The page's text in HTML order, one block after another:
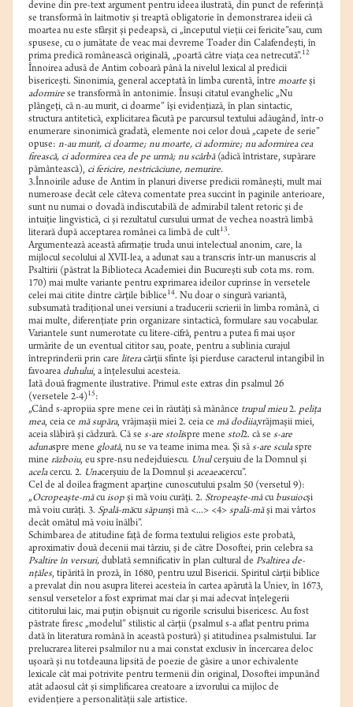
devine din pre-text argument pentru ideea ilustrată, din punct de referinţă
se transformă în laitmotiv şi treaptă obligatorie în demonstrarea ideii că
moartea nu este sfârşit şi pedeapsă, ci „începutul vieţii cei fericite”sau, cum
spusese, cu o jumătate de veac mai devreme Toader din Calafendeşti, în
prima predică românească originală, „poartă către viaţa cea netrecută”. 12
Înnoirea adusă de Antim coboară până la nivelul lexical al predicii
bisericeşti. Sinonimia, general acceptată în limba curentă, între moarte şi
adormire se transformă în antonimie. Însuşi citatul evanghelic „Nu
plângeţi, că n-au murit, ci doarme” îşi evidenţiază, în plan sintactic,
structura antitetică, explicitarea făcută pe parcursul textului adăugând, într-o
enumerare sinonimică gradată, elemente noi celor două „capete de serie”
opuse: n-au murit, ci doarme; nu moarte, ci adormire; nu adormirea cea
firească, ci adormirea cea de pe urmă; nu scârbă (adică întristare, supărare
pământească), ci fericire, nestricăciune, nemurire.
3.Înnoirile aduse de Antim în planuri diverse predicii româneşti, mult mai
numeroase decât cele câteva comentate prea succint în paginile anterioare,
sunt nu numai o dovadă indiscutabilă de admirabil talent retoric şi de
intuiţie lingvistică, ci şi rezultatul cursului urmat de vechea noastră limbă
literară după acceptarea românei ca limbă de cult13.
Argumentează această afirmaţie truda unui intelectual anonim, care, la
mijlocul secolului al XVII-lea, a adunat sau a transcris într-un manuscris al
Psaltirii (păstrat la Biblioteca Academiei din Bucureşti sub cota ms. rom.
170) mai multe variante pentru exprimarea ideilor cuprinse în versetele
celei mai citite dintre cărţile biblice 14. Nu doar o singură variantă,
subsumată tradiţional unei versiuni a traducerii scrierii în limba română, ci
mai multe, diferenţiate prin organizare sintactică, formulare sau vocabular.
Variantele sunt numerotate cu litere-cifră, pentru a putea fi mai uşor
urmărite de un eventual cititor sau, poate, pentru a sublinia curajul
întreprinderii prin care literacărţii sfinte îşi pierduse caracterul intangibil în
favoarea duhului, a înţelesului acesteia.
Iată două fragmente ilustrative. Primul este extras din psalmul 26
(versetele 2-4)15:
„Când s-apropiia spre mene cei în răutăţi să mănânce trupul mieu2. peliţa
mea, ceia ce mă supăra, vrăjmaşii miei 2. ceia ce mă dodiia,vrăjmaşii miei,
aceia slăbiră şi cădzură. Că se s-are stolispre mene stol2. că se s-are
adunaspre mene gloată, nu se va teame inima mea. Şi să s-are sculaspre
mine războiu, eu spre-nsu nedejduiescu. Unulcerşuiu de la Domnul şi
acelacercu. 2. Unacerşuiu de la Domnul şi aceaeacercu”.
Cel de al doilea fragment aparţine cunoscutului psalm 50 (versetul 9):
„Ocropeaşte-măcu isop şi mă voiu curăţi. 2. Stropeaşte-măcu busuiocşi
mă voiu curăţi. 3. Spală-măcu săpunşi mă <...> <4> spală-măşi mai vârtos
decât omătul mă voiu înălbi”.
Schimbarea de atitudine faţă de forma textului religios este probată,
aproximativ două decenii mai târziu, şi de către Dosoftei, prin celebra sa
Psaltire în versuri, dublată semnificativ în plan cultural de Psaltirea de-
nţăles, tipărită în proză, în 1680, pentru uzul Bisericii. Spiritul cărţii biblice
a prevalat din nou asupra literei acesteia în cartea apărută la Uniev, în 1673,
sensul versetelor a fost exprimat mai clar şi mai adecvat înţelegerii
cititorului laic, mai puţin obişnuit cu rigorile scrisului bisericesc. Au fost
păstrate firesc „modelul” stilistic al cărţii (psalmul s-a aflat pentru prima
dată în literatura română în această postură) şi atitudinea psalmistului. Iar
prelucrarea literei psalmilor nu a mai constat exclusiv în încercarea deloc
uşoară şi nu totdeauna lipsită de poezie de găsire a unor echivalente
lexicale cât mai potrivite pentru termenii din original, Dosoftei impunând
atât adaosul cât şi simplificarea creatoare a izvorului ca mijloc de
evidenţiere a personalităţii sale artistice.